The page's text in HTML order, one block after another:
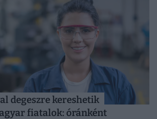
degeszre kereshetik
fiatalok: óránként